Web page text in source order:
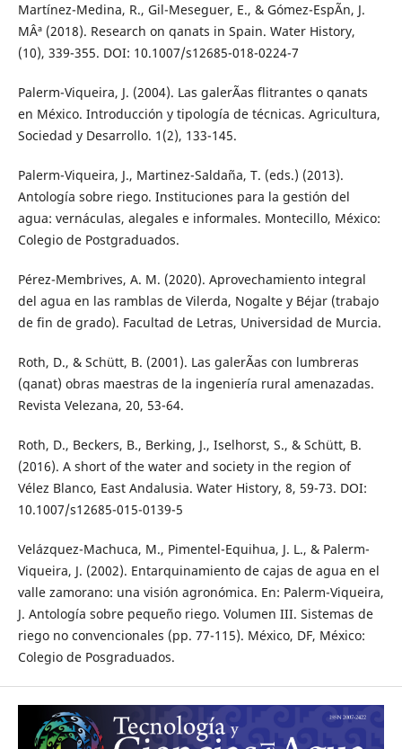
Martínez-Medina, R., Gil-Meseguer, E., & Gómez-EspÃ­n, J.
MÂª (2018). Research on qanats in Spain. Water History,
(10), 339-355. DOI: 10.1007/s12685-018-0224-7
Palerm-Viqueira, J. (2004). Las galerÃ­as flitrantes o qanats
en México. Introducción y tipología de técnicas. Agricultura,
Sociedad y Desarrollo. 1(2), 133-145.
Palerm-Viqueira, J., Martinez-Saldaña, T. (eds.) (2013).
Antología sobre riego. Instituciones para la gestión del
agua: vernáculas, alegales e informales. Montecillo, México:
Colegio de Postgraduados.
Pérez-Membrives, A. M. (2020). Aprovechamiento integral
del agua en las ramblas de Vilerda, Nogalte y Béjar (trabajo
de fin de grado). Facultad de Letras, Universidad de Murcia.
Roth, D., & Schütt, B. (2001). Las galerÃ­as con lumbreras
(qanat) obras maestras de la ingeniería rural amenazadas.
Revista Velezana, 20, 53-64.
Roth, D., Beckers, B., Berking, J., Iselhorst, S., & Schütt, B.
(2016). A short of the water and society in the region of
Vélez Blanco, East Andalusia. Water History, 8, 59-73. DOI:
10.1007/s12685-015-0139-5
Velázquez-Machuca, M., Pimentel-Equihua, J. L., & Palerm-
Viqueira, J. (2002). Entarquinamiento de cajas de agua en el
valle zamorano: una visión agronómica. En: Palerm-Viqueira,
J. Antología sobre pequeño riego. Volumen III. Sistemas de
riego no convencionales (pp. 77-115). México, DF, México:
Colegio de Posgraduados.